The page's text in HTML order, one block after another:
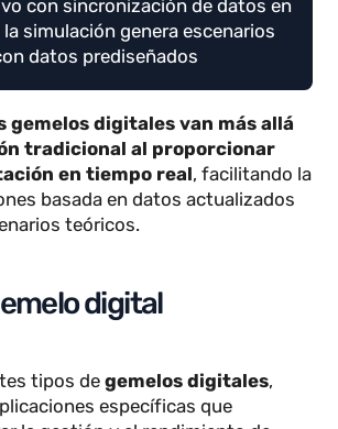
críticos que nos ayudan a
y a capacitarlos en entornos
es una representación virtual
con sincronización de datos en
la simulación genera escenarios
datos prediseñados
los gemelos digitales van más allá
tradicional al proporcionar
basada en datos actualizados
teóricos.